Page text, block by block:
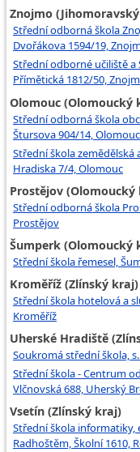
Znojmo
Střední odborná škola
Dvořákova 1594/19,
Střední odborné učiliště a
Přímětická 1812/50,
Olomouc (Olomoucký
Střední odborná škola
Štursova 904/14, Olomouc
Střední škola zemědělská
Hradiska 7/4, Olomouc
Prostějov (Olomoucký
Střední odborná škola
Prostějov
Šumperk (Olomoucký
Střední škola řemesel,
Kroměříž (Zlínský kraj)
Střední škola hotelová a
Kroměříž
Uherské Hradiště
Soukromá střední škola,
Střední škola - Centrum
Vlčnovská 688, Uherský
Vsetín (Zlínský kraj)
Střední škola informatiky,
Radhoštěm, Školní 1610,